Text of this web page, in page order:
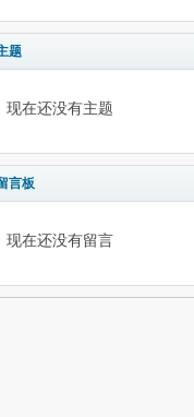
题
现在还没有主题
言板
现在还没有留言